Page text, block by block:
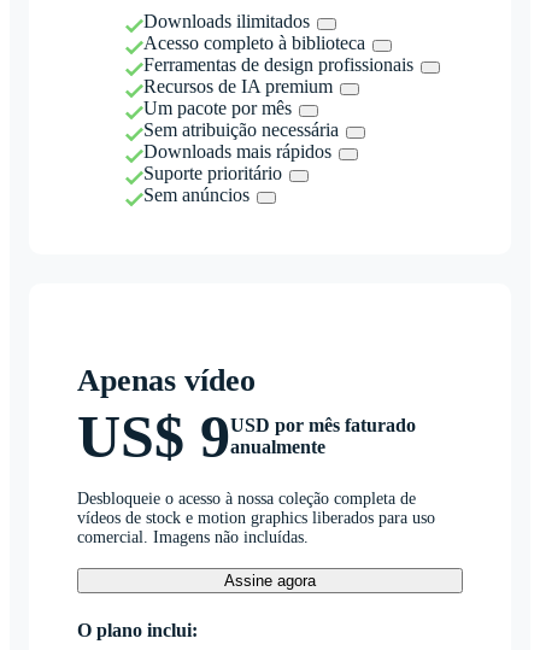
Downloads ilimitados
Acesso completo à biblioteca
Ferramentas de design profissionais
Recursos de IA premium
Um pacote por mês
Sem atribuição necessária
Downloads mais rápidos
Suporte prioritário
Sem anúncios
Apenas vídeo
US$ 9USD por mês faturado
anualmente
Desbloqueie o acesso à nossa coleção completa de
vídeos de stock e motion graphics liberados para uso
comercial. Imagens não incluídas.
Assine agora
O plano inclui: